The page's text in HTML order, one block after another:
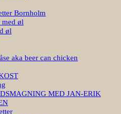
Bornholm
med øl
øl
aka beer can chicken
MED JAN-ERIK